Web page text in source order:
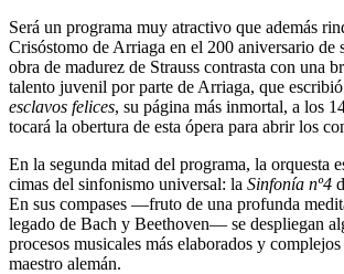
Será un programa muy atractivo que además
Crisóstomo de Arriaga en el 200 aniversario de
obra de madurez de Strauss contrasta con una
talento juvenil por parte de Arriaga, que
esclavos felices, su página más inmortal, a los
tocará la obertura de esta ópera para abrir los
En la segunda mitad del programa, la orquesta
cimas del sinfonismo universal: la Sinfonía nº4
En sus compases —fruto de una profunda
legado de Bach y Beethoven— se despliegan
procesos musicales más elaborados y
maestro alemán.